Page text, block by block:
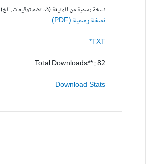
نسخة رسمية من الوثيقة (قد تضم توقيعات، الخ)
نسخة رسمية (PDF)
TXT*
Total Downloads** : 82
Download Stats